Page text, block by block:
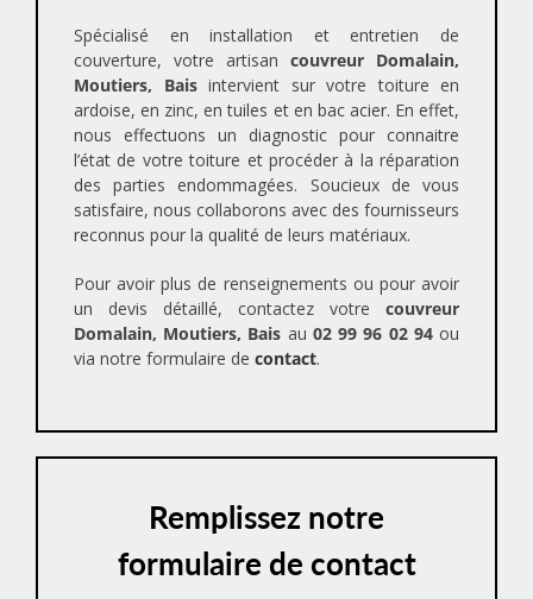
Spécialisé en installation et entretien de
couverture, votre artisan couvreur Domalain,
Moutiers, Baisintervient sur votre toiture en
ardoise, en zinc, en tuiles et en bac acier. En effet,
nous effectuons un diagnostic pour connaitre
l’état de votre toiture et procéder à la réparation
des parties endommagées. Soucieux de vous
satisfaire, nous collaborons avec des fournisseurs
reconnus pour la qualité de leurs matériaux.
Pour avoir plus de renseignements ou pour avoir
un devis détaillé, contactez votre couvreur
Domalain, Moutiers, Bais au 02 99 96 02 94ou
via notre formulaire de contact.
Remplissez notre
formulaire de contact